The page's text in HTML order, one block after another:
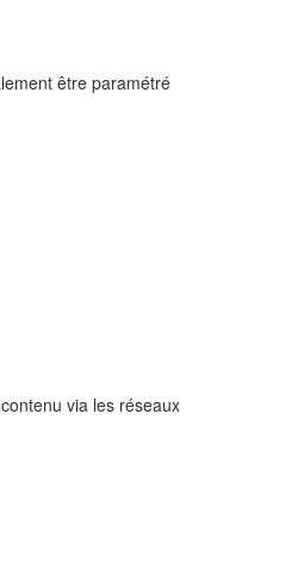
être paramétré
via les réseaux